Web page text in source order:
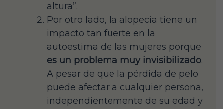
altura”.
Por otro lado, la alopecia tiene un
impacto tan fuerte en la
autoestima de las mujeres porque
es un problema muy invisibilizado.
A pesar de que la pérdida de pelo
puede afectar a cualquier persona,
independientemente de su edad y